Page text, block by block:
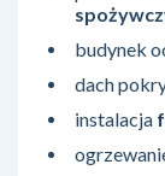
budynek
dach
instalacja